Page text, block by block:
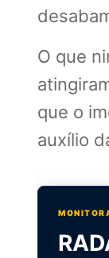
O que
que o
auxílio